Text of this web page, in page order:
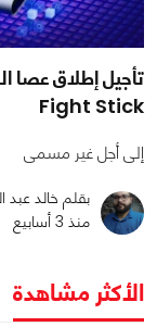
Fight Stick
إلى أجل غير مسمى
بقلم خالد عبد
منذ 3 أسابيع
الأكثر مشاهدة